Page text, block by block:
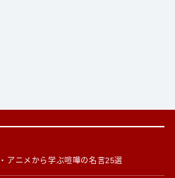
アニメから学ぶ喧嘩の名言25選